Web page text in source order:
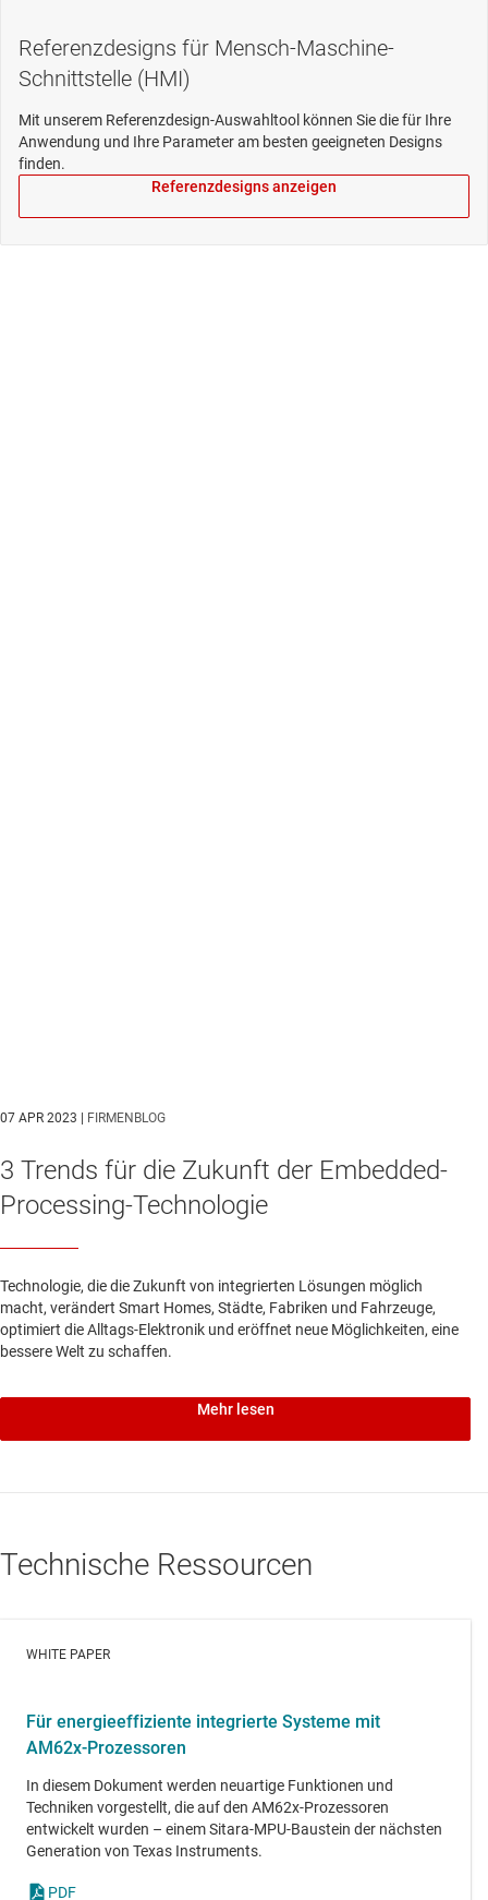
Referenzdesigns für Mensch-Maschine-
Schnittstelle (HMI)
Mit unserem Referenzdesign-Auswahltool können Sie die für Ihre
Anwendung und Ihre Parameter am besten geeigneten Designs
finden.
Referenzdesigns anzeigen
07 APR 2023 | FIRMENBLOG
3 Trends für die Zukunft der Embedded-
Processing-Technologie
Technologie, die die Zukunft von integrierten Lösungen möglich
macht, verändert Smart Homes, Städte, Fabriken und Fahrzeuge,
optimiert die Alltags-Elektronik und eröffnet neue Möglichkeiten, eine
bessere Welt zu schaffen.
Mehr lesen
Technische Ressourcen
WHITE PAPER
Für energieeffiziente integrierte Systeme mit
AM62x-Prozessoren
In diesem Dokument werden neuartige Funktionen und
Techniken vorgestellt, die auf den AM62x-Prozessoren
entwickelt wurden – einem Sitara-MPU-Baustein der nächsten
Generation von Texas Instruments.
PDF